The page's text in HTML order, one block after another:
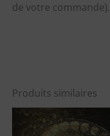
de votre commande).
Produits similaires